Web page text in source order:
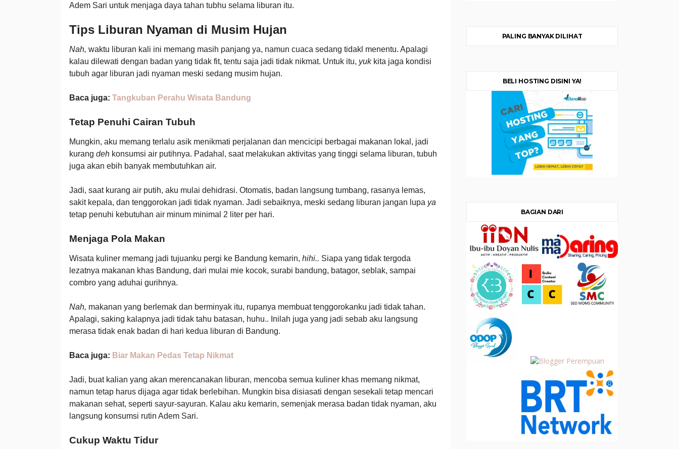
Adem Sari untuk menjaga daya tahan tubhu selama liburan itu.
Tips Liburan Nyaman di Musim Hujan
Nah, waktu liburan kali ini memang masih panjang ya, namun cuaca sedang tidakl menentu. Apalagi
kalau dilewati dengan badan yang tidak fit, tentu saja jadi tidak nikmat. Untuk itu, yukkita jaga kondisi
tubuh agar liburan jadi nyaman meski sedang musim hujan.
Baca juga: Tangkuban Perahu Wisata Bandung
Tetap Penuhi Cairan Tubuh
Mungkin, aku memang terlalu asik menikmati perjalanan dan mencicipi berbagai makanan lokal, jadi
kurang dehkonsumsi air putihnya. Padahal, saat melakukan aktivitas yang tinggi selama liburan, tubuh
juga akan ebih banyak membutuhkan air.
Jadi, saat kurang air putih, aku mulai dehidrasi. Otomatis, badan langsung tumbang, rasanya lemas,
sakit kepala, dan tenggorokan jadi tidak nyaman. Jadi sebaiknya, meski sedang liburan jangan lupa ya
tetap penuhi kebutuhan air minum minimal 2 liter per hari.
Menjaga Pola Makan
Wisata kuliner memang jadi tujuanku pergi ke Bandung kemarin, hihi.. Siapa yang tidak tergoda
lezatnya makanan khas Bandung, dari mulai mie kocok, surabi bandung, batagor, seblak, sampai
combro yang aduhai gurihnya.
Nah, makanan yang berlemak dan berminyak itu, rupanya membuat tenggorokanku jadi tidak tahan.
Apalagi, saking kalapnya jadi tidak tahu batasan, huhu.. Inilah juga yang jadi sebab aku langsung
merasa tidak enak badan di hari kedua liburan di Bandung.
Baca juga: Biar Makan Pedas Tetap Nikmat
Jadi, buat kalian yang akan merencanakan liburan, mencoba semua kuliner khas memang nikmat,
namun tetap harus dijaga agar tidak berlebihan. Mungkin bisa disiasati dengan sesekali tetap mencari
makanan sehat, seperti sayur-sayuran. Kalau aku kemarin, semenjak merasa badan tidak nyaman, aku
langsung konsumsi rutin Adem Sari.
Cukup Waktu Tidur
PALING BANYAK DILIHAT
BELI HOSTING DISINI YA!
BAGIAN DARI